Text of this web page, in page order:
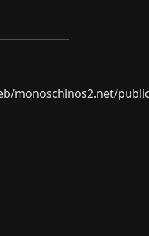
monoschinos2.net/